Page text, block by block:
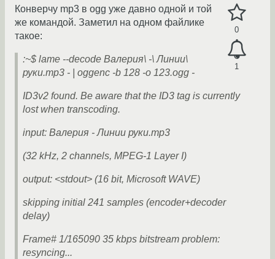
0
1
Конверчу mp3 в ogg уже давно одной и той
же командой. Заметил на одном файлике
такое:
:~$ lame --decode Валерия\ -\ Линии\
руки.mp3 - | oggenc -b 128 -o 123.ogg -
ID3v2 found. Be aware that the ID3 tag is currently
lost when transcoding.
input: Валерия - Линии руки.mp3
(32 kHz, 2 channels, MPEG-1 Layer I)
output: <stdout> (16 bit, Microsoft WAVE)
skipping initial 241 samples (encoder+decoder
delay)
Frame# 1/165090 35 kbps bitstream problem:
resyncing...